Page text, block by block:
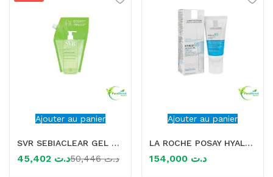
Ajouter au panier
SVR SEBIACLEAR GEL MOUSSANT RECHARGE 400ML
د.ت د.ت50,446
Ajouter au panier
LA ROCHE POSAY HYALU B5 SPF30 AQUAGEL 50ML
د.ت